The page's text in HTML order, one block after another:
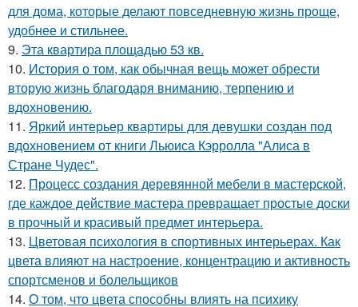
для дома, которые делают повседневную жизнь проще,
удобнее и стильнее.
9. Эта квартира площадью 53 кв.
10. История о том, как обычная вещь может обрести
вторую жизнь благодаря вниманию, терпению и
вдохновению.
11. Яркий интерьер квартиры для девушки создан под
вдохновением от книги Льюиса Кэрролла "Алиса в
Стране Чудес".
12. Процесс создания деревянной мебели в мастерской,
где каждое действие мастера превращает простые доски
в прочный и красивый предмет интерьера.
13. Цветовая психология в спортивных интерьерах. Как
цвета влияют на настроение, концентрацию и активность
спортсменов и болельщиков
14. О том, что цвета способны влиять на психику